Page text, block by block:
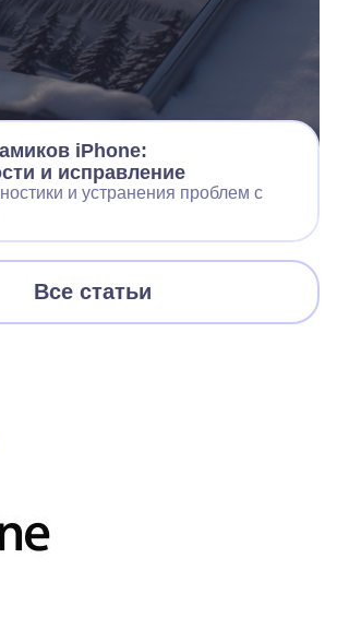
iPhone:
и исправление
и устранения проблем с
Все статьи